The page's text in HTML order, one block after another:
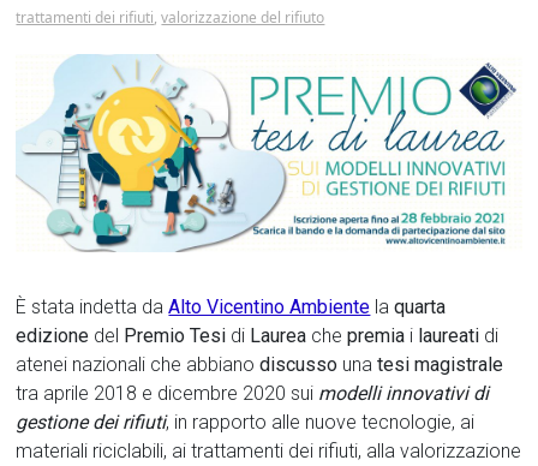
trattamenti dei rifiuti,valorizzazione del rifiuto
È stata indetta daAlto Vicentino Ambiente laquarta
edizione del Premio Tesi di Laurea chepremia i laureati di
atenei nazionali che abbianodiscusso unatesi magistrale
tra aprile 2018 e dicembre 2020 sui modelli innovativi di
gestione dei rifiuti, in rapporto alle nuove tecnologie, ai
materiali riciclabili, ai trattamenti dei rifiuti, alla valorizzazione